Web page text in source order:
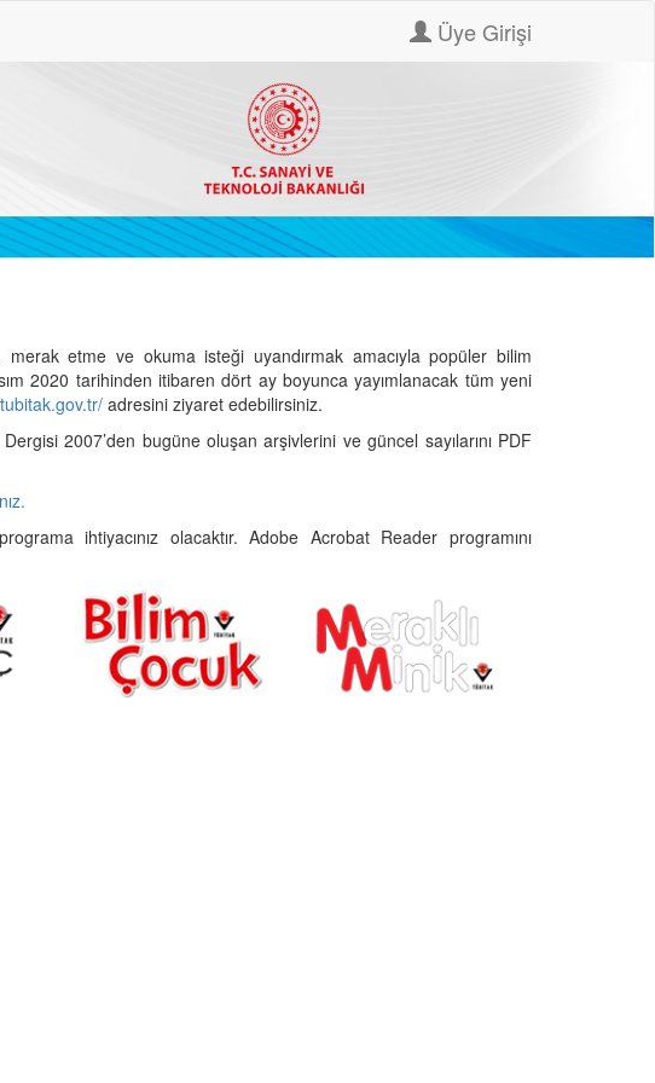
Üye Girişi
etme ve okuma isteği uyandırmak amacıyla popüler bilim
2020 tarihinden itibaren dört ay boyunca yayımlanacak tüm yeni
adresini ziyaret edebilirsiniz.
2007’den bugüne oluşan arşivlerini ve güncel sayılarını PDF
ihtiyacınız olacaktır. Adobe Acrobat Reader programını